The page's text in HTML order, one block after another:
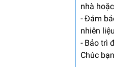
nhà
- Đảm
nhiên
- Bảo trì
Chúc